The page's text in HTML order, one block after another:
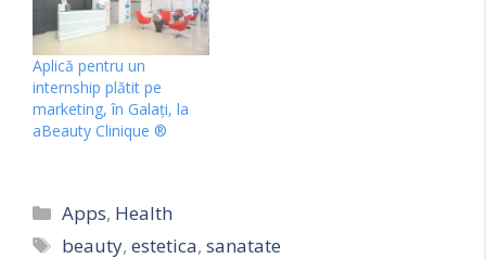
Aplică pentru un
internship plătit pe
marketing, în Galați, la
aBeauty Clinique ®
Categorii
Apps, Health
Etichete
beauty,estetica,sanatate